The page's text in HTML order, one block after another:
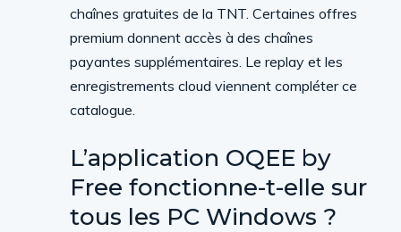
chaînes gratuites de la TNT. Certaines offres
premium donnent accès à des chaînes
payantes supplémentaires. Le replay et les
enregistrements cloud viennent compléter ce
catalogue.
L’application OQEE by
Free fonctionne-t-elle sur
tous les PC Windows ?